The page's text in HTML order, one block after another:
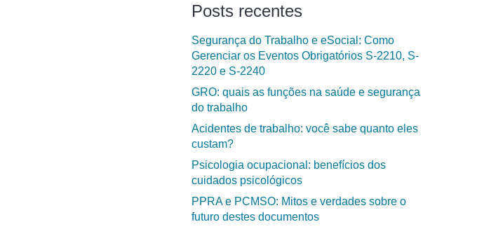
Posts recentes
Segurança do Trabalho e eSocial: Como
Gerenciar os Eventos Obrigatórios S-2210, S-
2220 e S-2240
GRO: quais as funções na saúde e segurança
do trabalho
Acidentes de trabalho: você sabe quanto eles
custam?
Psicologia ocupacional: benefícios dos
cuidados psicológicos
PPRA e PCMSO: Mitos e verdades sobre o
futuro destes documentos